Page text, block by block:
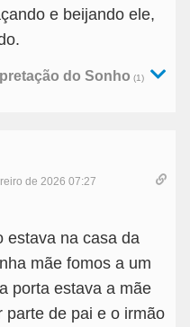
e beijando ele,
do Sonho (1)
de 2026 07:27
estava na casa da
mãe fomos a um
porta estava a mãe
parte de pai e o irmão